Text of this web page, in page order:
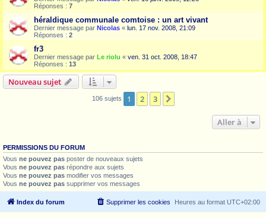
Réponses : 7
héraldique communale comtoise : un art vivant
Dernier message par Nicolas « lun. 17 nov. 2008, 21:09
Réponses : 2
fr3
Dernier message par Le riolu « ven. 31 oct. 2008, 18:47
Réponses : 13
Nouveau sujet
106 sujets 1 2 3
Aller à
PERMISSIONS DU FORUM
Vous ne pouvez pas poster de nouveaux sujets
Vous ne pouvez pas répondre aux sujets
Vous ne pouvez pas modifier vos messages
Vous ne pouvez pas supprimer vos messages
Index du forum Heures au format UTC+02:00
Supprimer les cookies